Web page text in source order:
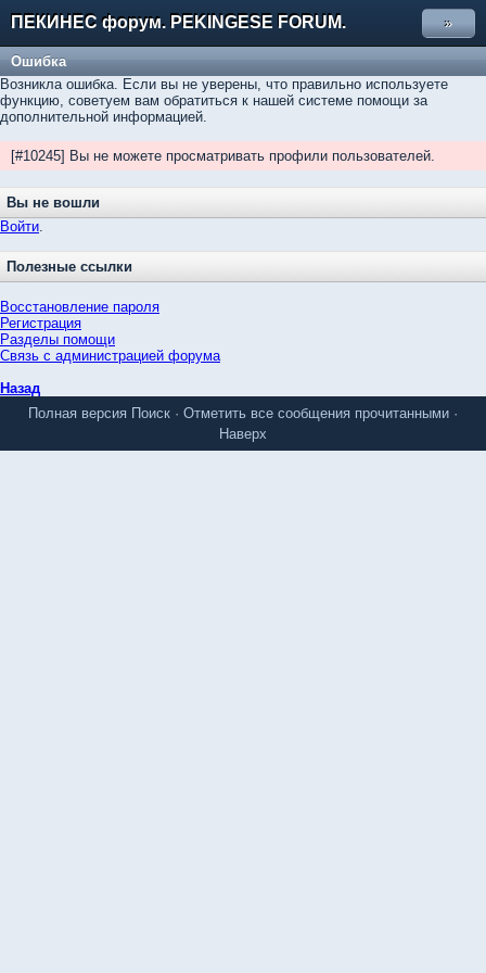
ПЕКИНЕС форум. PEKINGESE FORUM. »
Ошибка
Возникла ошибка. Если вы не уверены, что правильно используете
функцию, советуем вам обратиться к нашей системе помощи за
дополнительной информацией.
[#10245] Вы не можете просматривать профили пользователей.
Вы не вошли
Войти.
Полезные ссылки
Восстановление пароля
Регистрация
Разделы помощи
Связь с администрацией форума
Назад
Полная версия Поиск · Отметить все сообщения прочитанными ·
Наверх